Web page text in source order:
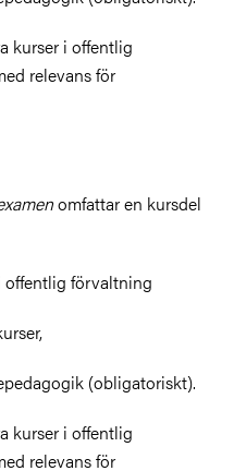
kurser i offentlig
relevans för
omfattar en kursdel
offentlig förvaltning
(obligatoriskt).
kurser i offentlig
relevans för